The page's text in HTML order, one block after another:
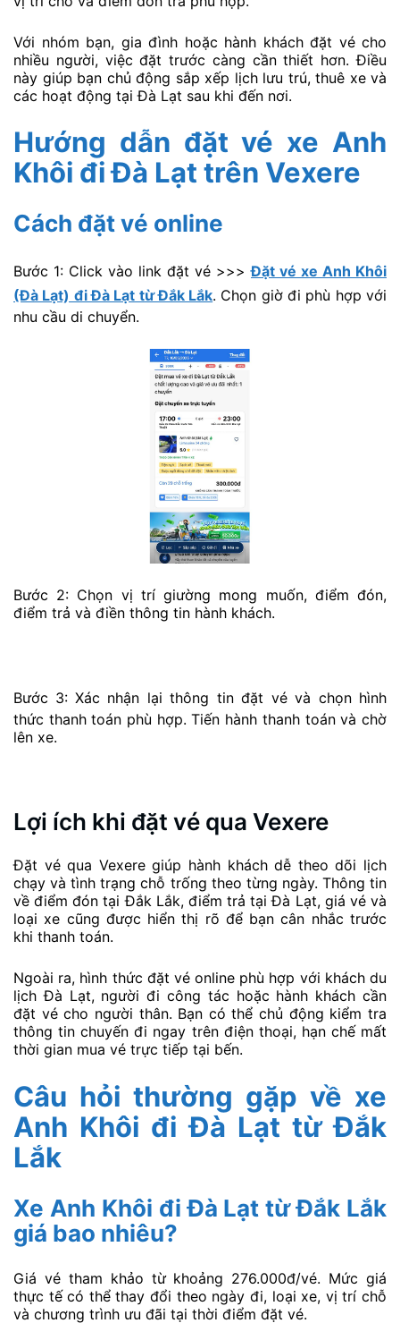
Với nhóm bạn, gia đình hoặc hành khách đặt vé cho
nhiều người, việc đặt trước càng cần thiết hơn. Điều
này giúp bạn chủ động sắp xếp lịch lưu trú, thuê xe và
các hoạt động tại Đà Lạt sau khi đến nơi.
Hướng dẫn đặt vé xe Anh
Khôi đi Đà Lạt trên Vexere
Cách đặt vé online
Bước 1: Click vào link đặt vé >>>Đặt vé xe Anh Khôi
(Đà Lạt) đi Đà Lạt từ Đắk Lắk. Chọn giờ đi phù hợp với
nhu cầu di chuyển.
Bước 2: Chọn vị trí giường mong muốn, điểm đón,
điểm trả và điền thông tin hành khách.
Bước 3: Xác nhận lại thông tin đặt vé và chọn hình
thức thanh toán phù hợp. Tiến hành thanh toán và chờ
lên xe.
Lợi ích khi đặt vé qua Vexere
Đặt vé qua Vexere giúp hành khách dễ theo dõi lịch
chạy và tình trạng chỗ trống theo từng ngày. Thông tin